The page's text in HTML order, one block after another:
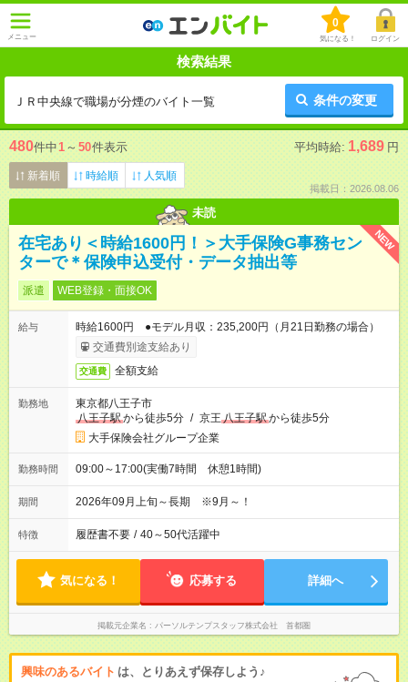
メニュー
0
気になる！ ログイン
検索結果
ＪＲ中央線で職場が分煙のバイト一覧 条件の変更
480件中1 ～ 50件表示 平均時給: 1,689 円
新着順 時給順 人気順
掲載日：2026.08.06
未読
NEW
在宅あり＜時給1600円！＞大手保険G事務セン
ターで＊保険申込受付・データ抽出等
派遣 WEB登録・面接OK
給与
時給1600円 ●モデル月収：235,200円（月21日勤務の場合）
交通費別途支給あり
交通費 全額支給
勤務地
東京都八王子市
八王子駅から徒歩5分 / 京王 八王子駅から徒歩5分
大手保険会社グループ企業
勤務時間 09:00～17:00(実働7時間 休憩1時間)
期間 2026年09月上旬～長期 ※9月～！
特徴 履歴書不要 / 40～50代活躍中
気になる！ 応募する 詳細へ
掲載元企業名 パーソルテンプスタッフ株式会社 首都圏
興味のあるバイト は、とりあえず保存しよう♪